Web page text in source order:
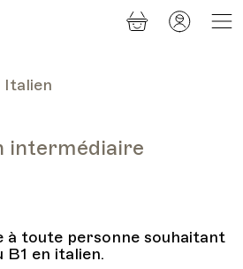
Italien
intermédiaire
à toute personne souhaitant
en italien.
Panier
Mon